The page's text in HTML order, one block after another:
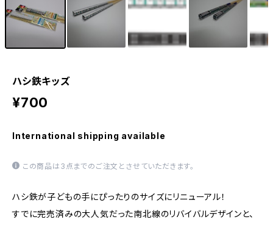
ハシ鉄キッズ
¥700
International shipping available
この商品は3点までのご注文とさせていただきます。
ハシ鉄が子どもの手にぴったりのサイズにリニューアル！
すでに完売済みの大人気だった南北線のリバイバルデザインと、